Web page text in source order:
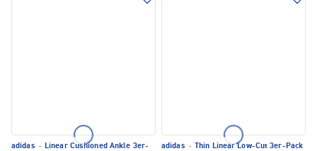
adidas · Linear Cushioned Ankle 3er-
adidas ·
Thin Linear Low-Cut 3er-Pack